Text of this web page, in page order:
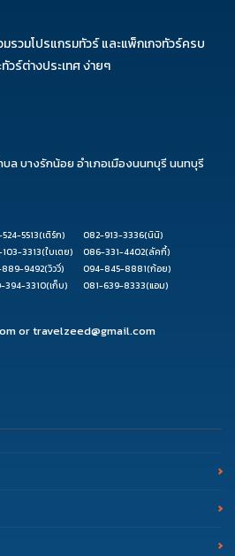
รวมโปรแกรมทัวร์ และแพ็กเกจทัวร์ครบ
วร์ต่างประเทศ ง่ายๆ
ล บางรักน้อย อำเภอเมืองนนทบุรี นนทบุรี
5513(เติร์ก) 082-913-3336(นินิ)
3313(ใบเตย) 086-331-4402(ลัคกี้)
9492(วิววี่) 094-845-8881(ก้อย)
394-3310(เก็บ) 081-639-8333(แอม)
ortravelzeed@gmail.com